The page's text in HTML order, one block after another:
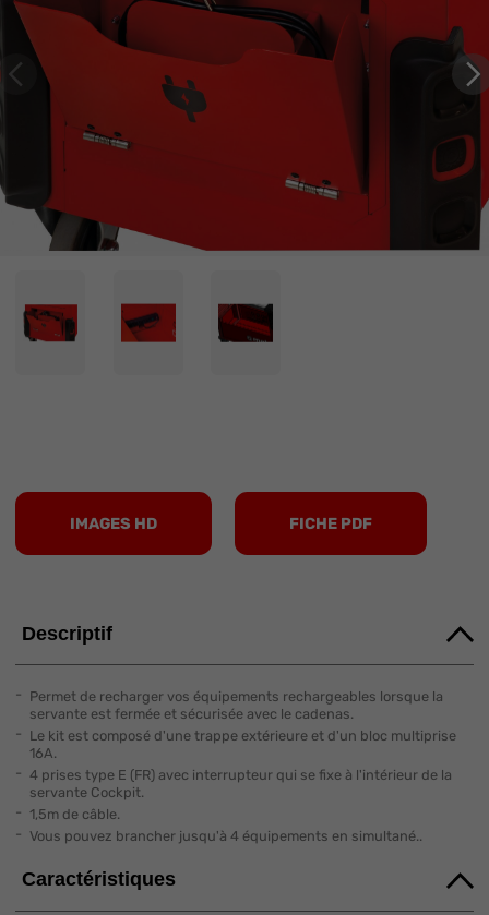
IMAGES HD FICHE PDF
Descriptif
Permet de recharger vos équipements rechargeables lorsque la
servante est fermée et sécurisée avec le cadenas.
Le kit est composé d'une trappe extérieure et d'un bloc multiprise
16A.
4 prises type E (FR) avec interrupteur qui se fixe à l'intérieur de la
servante Cockpit.
1,5m de câble.
Vous pouvez brancher jusqu'à 4 équipements en simultané..
Caractéristiques